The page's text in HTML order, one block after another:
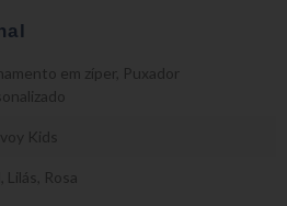
em zíper Puxador
Kids
Lilás Rosa